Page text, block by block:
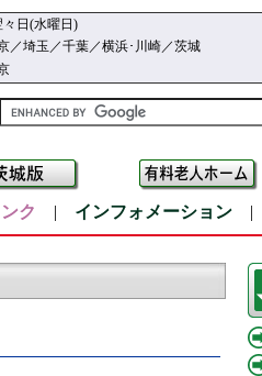
日(水曜日)
／埼玉／千葉／横浜･川崎／茨城
ク | インフォメーション|